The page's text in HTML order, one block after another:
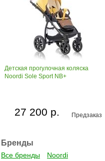
Детская прогулочная коляска
Noordi Sole Sport NB+
Предзаказ
27 200 р.
Бренды
Все бренды Noordi